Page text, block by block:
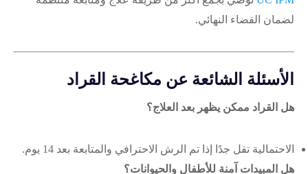
لضمان القضاء النهائي.
الأسئلة الشائعة عن مكاغحة القراد
هل القراد ممكن يظهر بعد العلاج؟
الاحتمالية تقل جدًا إذا تم الرش الاحترافي والمتابعة بعد 14 يوم.
هل المبيدات آمنة للأطفال والحيوانات؟